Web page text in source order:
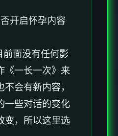
开启怀孕内容
前面没有任何影
《一长一次》来
会有新内容，
一些对话的变化
变，所以这里选